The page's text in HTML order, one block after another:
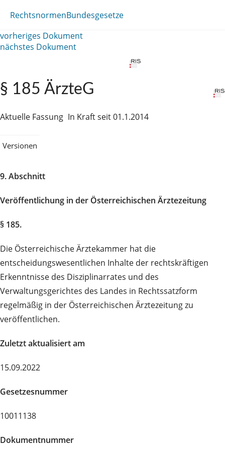
RechtsnormenBundesgesetze
vorheriges Dokument
nächstes Dokument
§ 185 ÄrzteG
Aktuelle Fassung In Kraft seit 01.1.2014
Versionen
9. Abschnitt
Veröffentlichung in der Österreichischen Ärztezeitung
§ 185.
Die Österreichische Ärztekammer hat die
entscheidungswesentlichen Inhalte der rechtskräftigen
Erkenntnisse des Disziplinarrates und des
Verwaltungsgerichtes des Landes in Rechtssatzform
regelmäßig in der Österreichischen Ärztezeitung zu
veröffentlichen.
Zuletzt aktualisiert am
15.09.2022
Gesetzesnummer
10011138
Dokumentnummer